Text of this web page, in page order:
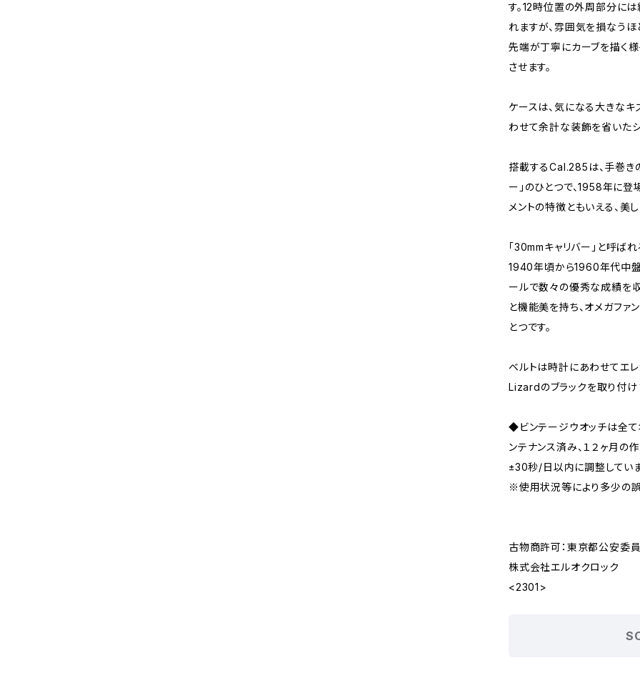
す。12時位置の外周部分に
れますが、雰囲気を損なうほ
先端が丁寧にカーブを描く
させます。
ケースは、気になる大きなキ
わせて余計な装飾を省いた
搭載するCal.285は、手巻き
ー」のひとつで、1958年に登
メントの特徴ともいえる、美
「30mmキャリバー」と呼ば
1940年頃から1960年代中
ールで数々の優秀な成績を
と機能美を持ち、オメガファ
とつです。
ベルトは時計にあわせてエ
Lizardのブラックを取り付け
◆ビンテージウオッチは全
ンテナンス済み、１２ヶ月の
±30秒/日以内に調整していま
※使用状況等により多少の
古物商許可：東京都公安
株式会社エルオクロック
<2301>